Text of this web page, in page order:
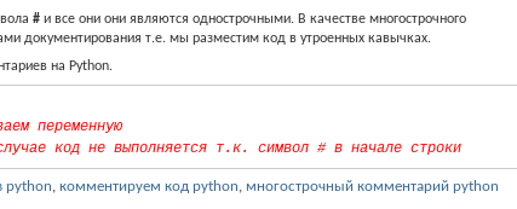
# и все они они являются однострочными. В качестве многострочного
документирования т.е. мы разместим код в утроенных кавычках.
на Python.
переменную
код не выполняется т.к. символ # в начале строки
python, комментируем код python, многострочный комментарий python